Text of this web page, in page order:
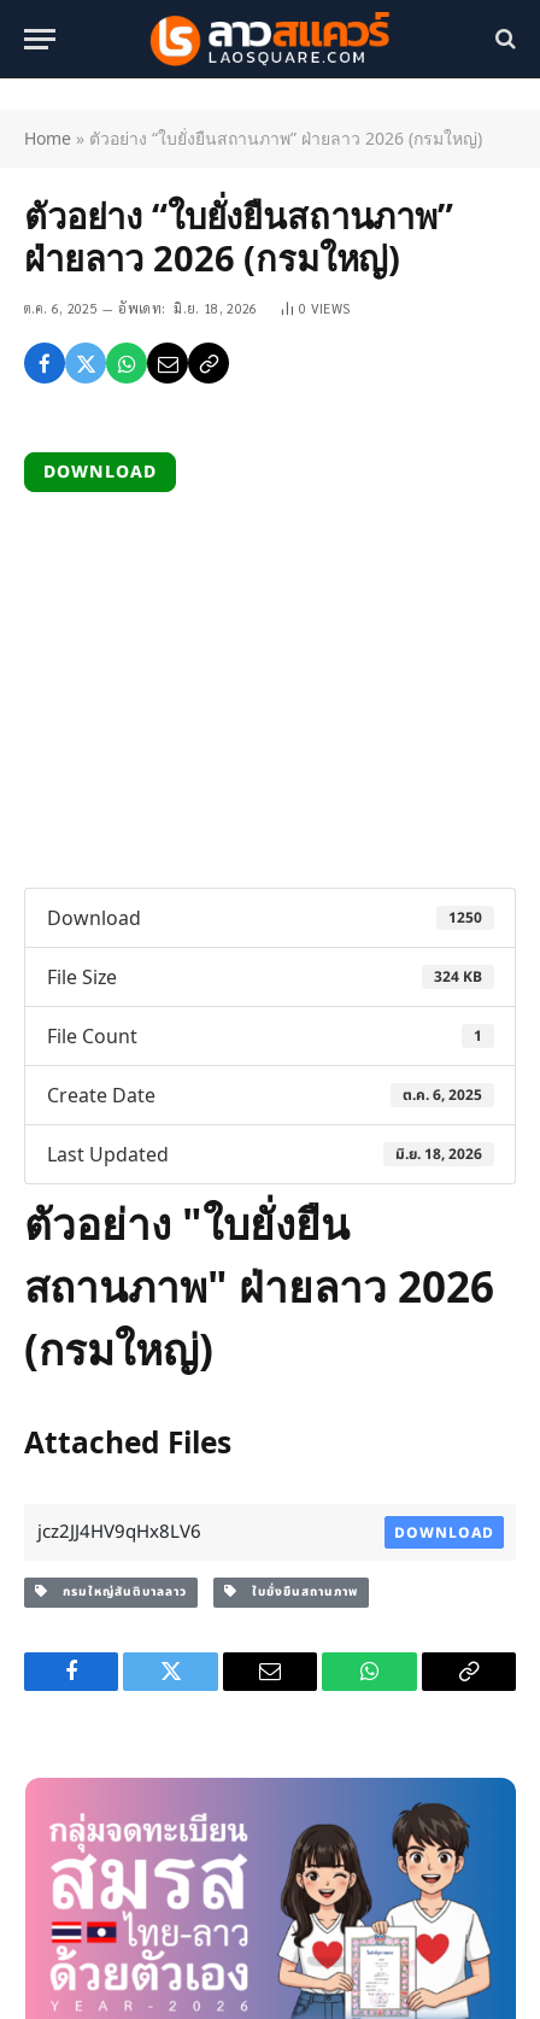
Home » ตัวอย่าง “ใบยั่งยืนสถานภาพ” ฝ่ายลาว 2026 (กรมใหญ่)
ตัวอย่าง “ใบยั่งยืนสถานภาพ”
ฝ่ายลาว 2026 (กรมใหญ่)
ต.ค. 6, 2025 อัพเดท: มิ.ย. 18, 2026 0 VIEWS
DOWNLOAD
Download 1250
File Size 324 KB
File Count 1
Create Date ต.ค. 6, 2025
Last Updated มิ.ย. 18, 2026
ตัวอย่าง "ใบยั่งยืน
สถานภาพ" ฝ่ายลาว 2026
(กรมใหญ่)
Attached Files
jcz2JJ4HV9qHx8LV6 DOWNLOAD
กรมใหญ่สันติบาลลาว ใบยั่งยืนสถานภาพ
Facebook Twitter Email WhatsApp Copy